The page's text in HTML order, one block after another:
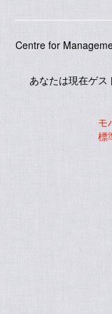
Centre for
あなたは現在ゲス
モ
標